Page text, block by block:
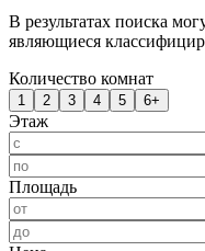
В результатах поиска
являющиеся
Количество комнат
1 2 3 4 5 6+
Этаж
Площадь